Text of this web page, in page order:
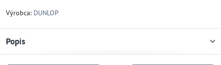
Výrobca: DUNLOP
Popis